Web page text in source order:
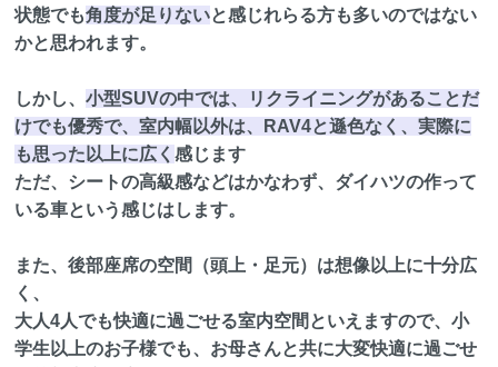
状態でも角度が足りないと感じれらる方も多いのではない
かと思われます。
しかし、 小型SUVの中では、リクライニングがあることだ
けでも優秀で、室内幅以外は、RAV4と遜色なく、実際に
も思った以上に広く 感じます
ただ、シートの高級感などはかなわず、ダイハツの作って
いる車という感じはします。
また、後部座席の空間（頭上・足元）は想像以上に十分広
く、
大人4人でも快適に過ごせる室内空間といえますので、小
学生以上のお子様でも、お母さんと共に大変快適に過ごせ